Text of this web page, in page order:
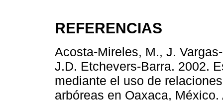
REFERENCIAS
Acosta-Mireles, M., J.
J.D. Etchevers-Barra. 2002.
mediante el uso de
arbóreas en Oaxaca,